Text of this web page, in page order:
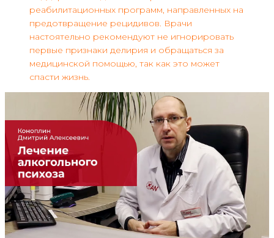
реабилитационных программ, направленных на
предотвращение рецидивов. Врачи
настоятельно рекомендуют не игнорировать
первые признаки делирия и обращаться за
медицинской помощью, так как это может
спасти жизнь.